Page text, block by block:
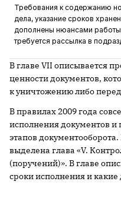
Требования к содержанию
дела, указание сроков
дополнены нюансами
требуется рассылка в
В главе VII описывается
ценности документов,
к уничтожению либо
В правилах 2009 года
исполнения документов
этапов
выделена глава «V.
(поручений)». В главе
сроки исполнения и